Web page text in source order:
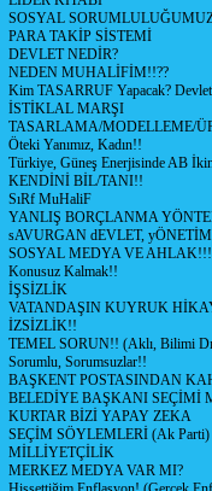
SOSYAL
PARA TAKİP SİSTEMİ
DEVLET NEDİR?
NEDEN MUHALİFİM!!??
Kim TASARRUF Yapacak? Devlet
İSTİKLAL MARŞI
TASARLAMA/MODELLEME/
Öteki Yanımız, Kadın!!
Türkiye, Güneş Enerjisinde AB
KENDİNİ BİL/TANI!!
SıRf MuHaliF
YANLIŞ BORÇLANMA
sAVURGAN dEVLET,
SOSYAL MEDYA VE AHLAK!!!
Konusuz Kalmak!!
İŞSİZLİK
VATANDAŞIN KUYRUK
İZSİZLİK!!
TEMEL SORUN!! (Aklı, Bilimi
Sorumlu, Sorumsuzlar!!
BAŞKENT POSTASINDAN
BELEDİYE BAŞKANI SEÇİMİ
KURTAR BİZİ YAPAY ZEKA
SEÇİM SÖYLEMLERİ (Ak Parti)
MİLLİYETÇİLİK
MERKEZ MEDYA VAR MI?